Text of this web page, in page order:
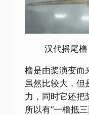
汉代摇尾橹
橹是由桨演变而
虽然比较大，但
力，同时它还把
所以有“一橹抵